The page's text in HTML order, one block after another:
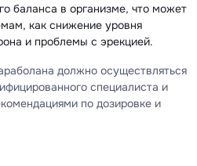
баланса в организме, что может
как снижение уровня
и проблемы с эрекцией.
должно осуществляться
специалиста и
по дозировке и